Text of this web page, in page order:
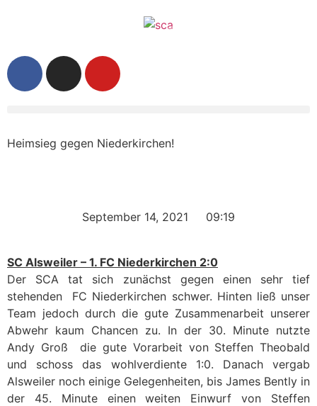
Heimsieg gegen Niederkirchen!
September 14, 2021 09:19
SC Alsweiler – 1. FC Niederkirchen 2:0
Der SCA tat sich zunächst gegen einen sehr tief
stehenden
FC Niederkirchen schwer. Hinten ließ unser
Team jedoch durch die gute Zusammenarbeit unserer
Abwehr kaum Chancen zu. In der 30. Minute nutzte
Andy Groß
die gute Vorarbeit von Steffen Theobald
und schoss das wohlverdiente 1:0. Danach vergab
Alsweiler noch einige Gelegenheiten, bis James Bently in
der 45. Minute einen weiten Einwurf von Steffen